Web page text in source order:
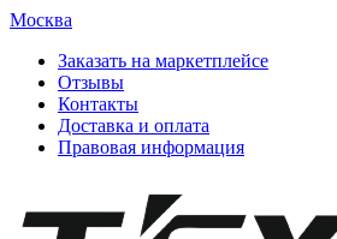
Москва
Заказать на маркетплейсе
Отзывы
Контакты
Доставка и оплата
Правовая информация